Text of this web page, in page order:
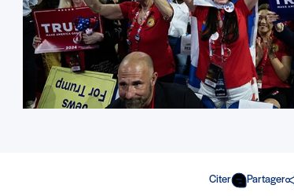
Citer Partager